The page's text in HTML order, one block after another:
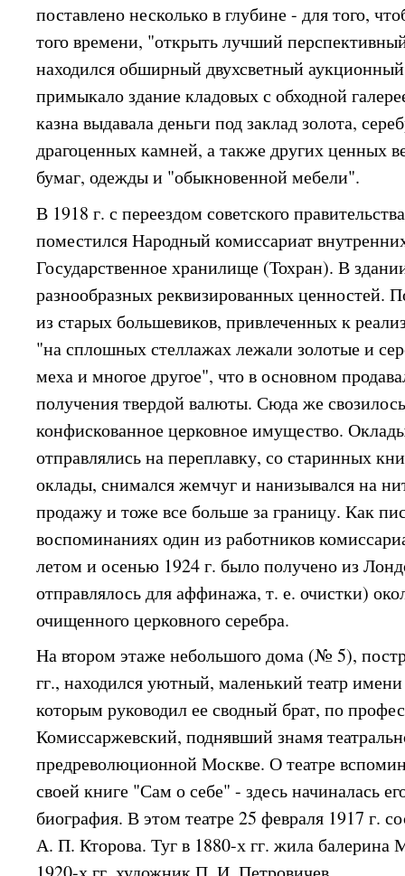
поставлено несколько в глубине - для того,
того времени, "открыть лучший
находился обширный двухсветный
примыкало здание кладовых с обходной
казна выдавала деньги под заклад золота,
драгоценных камней, а также других ценных
бумаг, одежды и "обыкновенной мебели".
В 1918 г. с переездом советского
поместился Народный комиссариат
Государственное хранилище (Тохран). В
разнообразных реквизированных ценностей.
из старых большевиков, привлеченных к
"на сплошных стеллажах лежали золотые и
меха и многое другое", что в основном
получения твердой валюты. Сюда же
конфискованное церковное имущество.
отправлялись на переплавку, со старинных
оклады, снимался жемчуг и нанизывался на
продажу и тоже все больше за границу. Как
воспоминаниях один из работников
летом и осенью 1924 г. было получено из
отправлялось для аффинажа, т. е. очистки)
очищенного церковного серебра.
На втором этаже небольшого дома (№ 5),
гг., находился уютный, маленький театр
которым руководил ее сводный брат, по
Комиссаржевский, поднявший знамя
предреволюционной Москве. О театре
своей книге "Сам о себе" - здесь начиналась
биография. В этом театре 25 февраля 1917 г.
А. П. Кторова. Туг в 1880-х гг. жила балерина